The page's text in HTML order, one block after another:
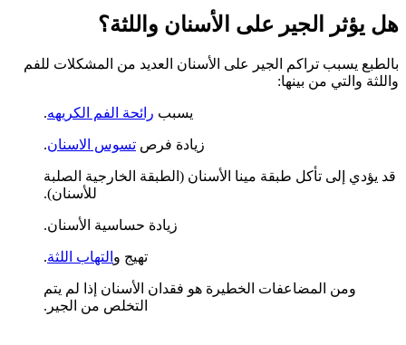
هل يؤثر الجير على الأسنان واللثة؟
بالطبع يسبب تراكم الجير على الأسنان العديد من المشكلات للفم
واللثة والتي من بينها:
يسبب رائحة الفم الكريهه.
زيادة فرص تسوس الاسنان.
قد يؤدي إلى تأكل طبقة مينا الأسنان (الطبقة الخارجية الصلبة
للأسنان).
زيادة حساسية الأسنان.
تهيج و التهاب اللثة.
ومن المضاعفات الخطيرة هو فقدان الأسنان إذا لم يتم
التخلص من الجير.